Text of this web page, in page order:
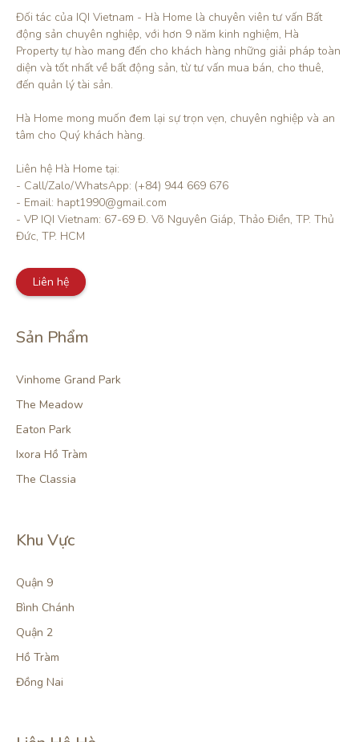
Đối tác của IQI Vietnam - Hà Home là chuyên viên tư vấn Bất
động sản chuyên nghiệp, với hơn 9 năm kinh nghiệm, Hà
Property tự hào mang đến cho khách hàng những giải pháp toàn
diện và tốt nhất về bất động sản, từ tư vấn mua bán, cho thuê,
đến quản lý tài sản.
Hà Home mong muốn đem lại sự trọn vẹn, chuyên nghiệp và an
tâm cho Quý khách hàng.
Liên hệ Hà Home tại:
- Call/Zalo/WhatsApp: (+84) 944 669 676
- Email: hapt1990@gmail.com
- VP IQI Vietnam: 67-69 Đ. Võ Nguyên Giáp, Thảo Điền, TP. Thủ
Đức, TP. HCM
Liên hệ
Sản Phẩm
Vinhome Grand Park
The Meadow
Eaton Park
Ixora Hồ Tràm
The Classia
Khu Vực
Quận 9
Bình Chánh
Quận 2
Hồ Tràm
Đồng Nai